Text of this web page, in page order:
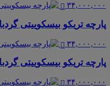
۳۴,۰۰۰,۰۰۰
پارچه تریکو بیسکوییتی
۳۴,۰۰۰,۰۰۰
پارچه تریکو بیسکوییتی
۳۴,۰۰۰,۰۰۰